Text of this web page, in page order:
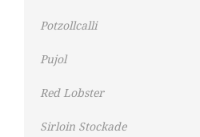
Potzollcalli
Pujol
Red Lobster
Sirloin Stockade